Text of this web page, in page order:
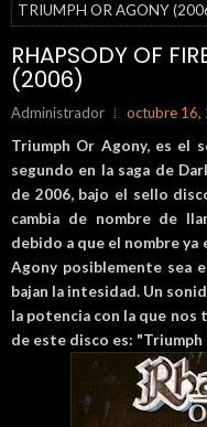
TRIUMPH OR AGONY
RHAPSODY OF
(2006)
Administrador octubre 16,
Triumph Or Agony, es el
segundo en la saga de
de 2006, bajo el sello
cambia de nombre de
debido a que el nombre
Agony posiblemente sea
bajan la intesidad. Un
la potencia con la que
de este disco es: "Triumph